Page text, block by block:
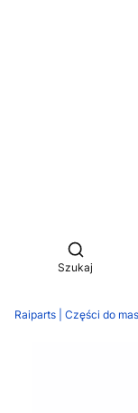
Otwórz
Szukaj
Raiparts | Części do